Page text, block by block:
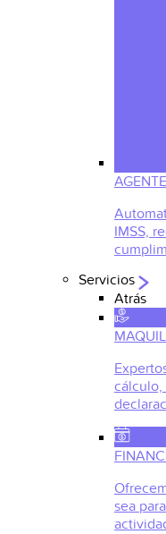
IMSS,
Servicios
Atrás
cálculo,
sea